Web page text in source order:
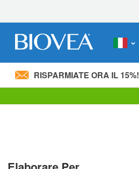
Nota:
RISPARMIATE ORA IL 15%!